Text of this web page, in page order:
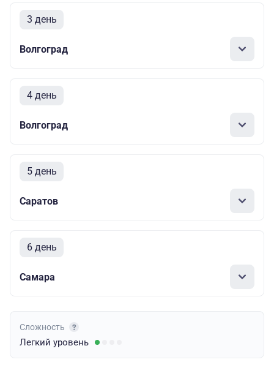
3 день
Волгоград
4 день
Волгоград
5 день
Саратов
6 день
Самара
Сложность
Легкий уровень